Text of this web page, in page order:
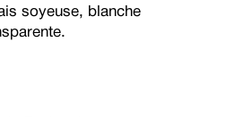
soyeuse, blanche